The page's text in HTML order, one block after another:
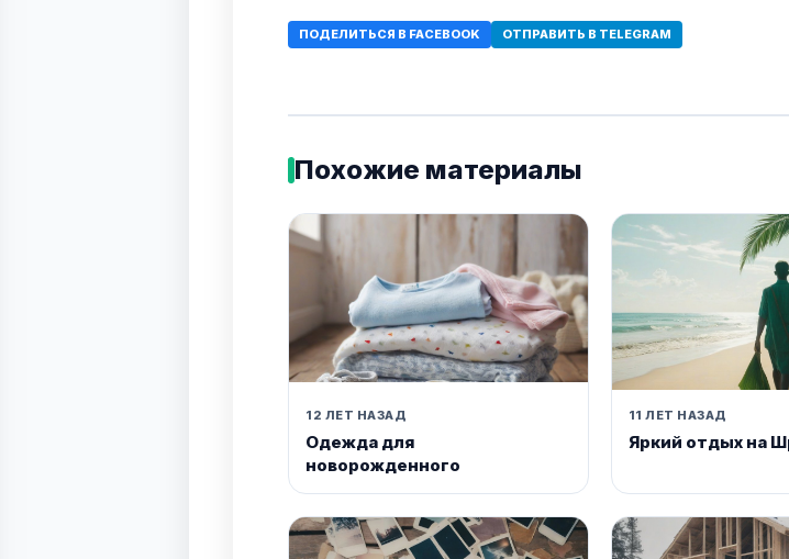
ПОДЕЛИТЬСЯ В FACEBOOK ОТПРАВИТЬ В TELEGRAM
Похожие материалы
12 ЛЕТ НАЗАД
Одежда для
новорожденного
11 ЛЕТ НАЗАД
Яркий отдых на